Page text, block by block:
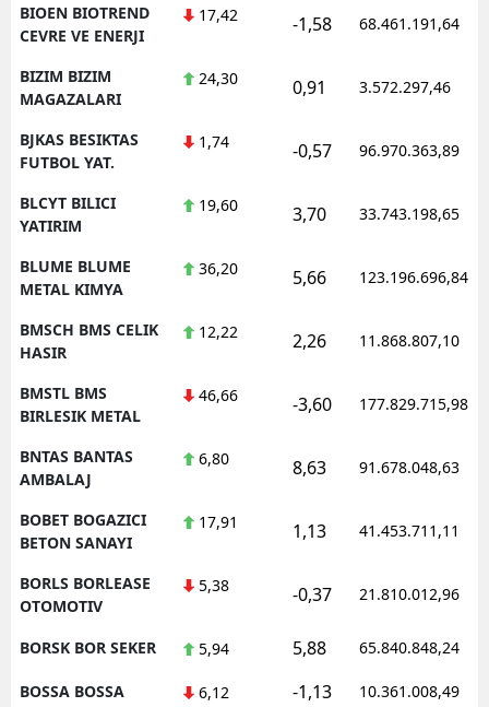
BIOEN BIOTREND
CEVRE VE ENERJI
17,42 -1,58 68.461.191,64
BIZIM BIZIM
MAGAZALARI
24,30 0,91 3.572.297,46
BJKAS BESIKTAS
FUTBOL YAT.
1,74 -0,57 96.970.363,89
BLCYT BILICI
YATIRIM
19,60 3,70 33.743.198,65
BLUME BLUME
METAL KIMYA
36,20 5,66 123.196.696,84
BMSCH BMS CELIK
HASIR
12,22 2,26 11.868.807,10
BMSTL BMS
BIRLESIK METAL
46,66 -3,60 177.829.715,98
BNTAS BANTAS
AMBALAJ
6,80 8,63 91.678.048,63
BOBET BOGAZICI
BETON SANAYI
17,91 1,13 41.453.711,11
BORLS BORLEASE
OTOMOTIV
5,38 -0,37 21.810.012,96
BORSK BOR SEKER 5,94 5,88 65.840.848,24
BOSSA BOSSA 6,12 -1,13 10.361.008,49